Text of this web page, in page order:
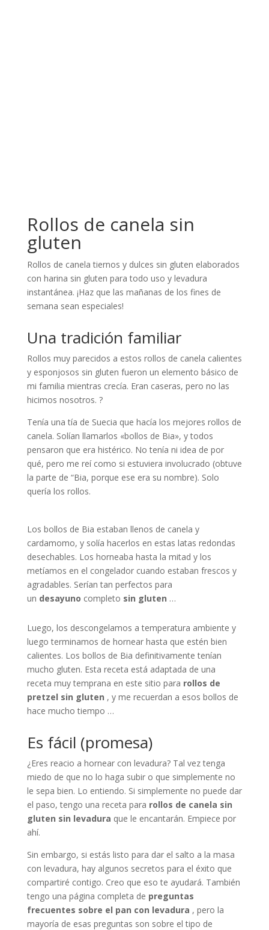
Rollos de canela sin
gluten
Rollos de canela tiernos y dulces sin gluten elaborados
con harina sin gluten para todo uso y levadura
instantánea. ¡Haz que las mañanas de los fines de
semana sean especiales!
Una tradición familiar
Rollos muy parecidos a estos rollos de canela calientes
y esponjosos sin gluten fueron un elemento básico de
mi familia mientras crecía. Eran caseras, pero no las
hicimos nosotros. ?
Tenía una tía de Suecia que hacía los mejores rollos de
canela. Solían llamarlos «bollos de Bia», y todos
pensaron que era histérico. No tenía ni idea de por
qué, pero me reí como si estuviera involucrado (obtuve
la parte de “Bia, porque ese era su nombre). Solo
quería los rollos.
Los bollos de Bia estaban llenos de canela y
cardamomo, y solía hacerlos en estas latas redondas
desechables. Los horneaba hasta la mitad y los
metíamos en el congelador cuando estaban frescos y
agradables. Serían tan perfectos para
un desayuno completo sin gluten …
Luego, los descongelamos a temperatura ambiente y
luego terminamos de hornear hasta que estén bien
calientes. Los bollos de Bia definitivamente tenían
mucho gluten. Esta receta está adaptada de una
receta muy temprana en este sitio para rollos de
pretzel sin gluten , y me recuerdan a esos bollos de
hace mucho tiempo …
Es fácil (promesa)
¿Eres reacio a hornear con levadura? Tal vez tenga
miedo de que no lo haga subir o que simplemente no
le sepa bien. Lo entiendo. Si simplemente no puede dar
el paso, tengo una receta para rollos de canela sin
gluten sin levadura que le encantarán. Empiece por
ahí.
Sin embargo, si estás listo para dar el salto a la masa
con levadura, hay algunos secretos para el éxito que
compartiré contigo. Creo que eso te ayudará. También
tengo una página completa de preguntas
frecuentes sobre el pan con levadura , pero la
mayoría de esas preguntas son sobre el tipo de